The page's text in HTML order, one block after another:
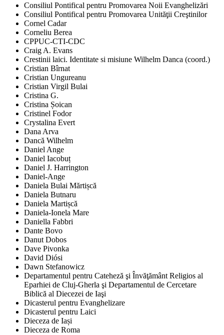
Consiliul Pontifical pentru Promovarea Noii Evanghelizări
Consiliul Pontifical pentru Promovarea Unităţii Creştinilor
Cornel Cadar
Corneliu Berea
CPPUC-CTI-CDC
Craig A. Evans
Crestinii laici. Identitate si misiune Wilhelm Danca (coord.)
Cristian Bîrnat
Cristian Ungureanu
Cristian Virgil Bulai
Cristina G.
Cristina Șoican
Cristinel Fodor
Crystalina Evert
Dana Arva
Dancă Wilhelm
Daniel Ange
Daniel Iacobuț
Daniel J. Harrington
Daniel-Ange
Daniela Bulai Mărtișcă
Daniela Butnaru
Daniela Martișcă
Daniela-Ionela Mare
Daniella Fabbri
Dante Bovo
Danut Dobos
Dave Pivonka
David Diósi
Dawn Stefanowicz
Departamentul pentru Cateheză şi Învăţământ Religios al
Eparhiei de Cluj-Gherla şi Departamentul de Cercetare
Biblică al Diecezei de Iaşi
Dicasterul pentru Evanghelizare
Dicasterul pentru Laici
Dieceza de Iași
Dieceza de Roma